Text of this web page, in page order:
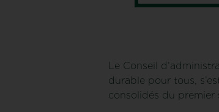
Le Conseil
durable pour tous,
consolidés du premier